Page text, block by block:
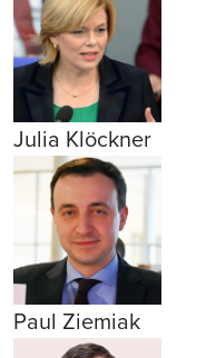
Julia Klöckner
Paul Ziemiak